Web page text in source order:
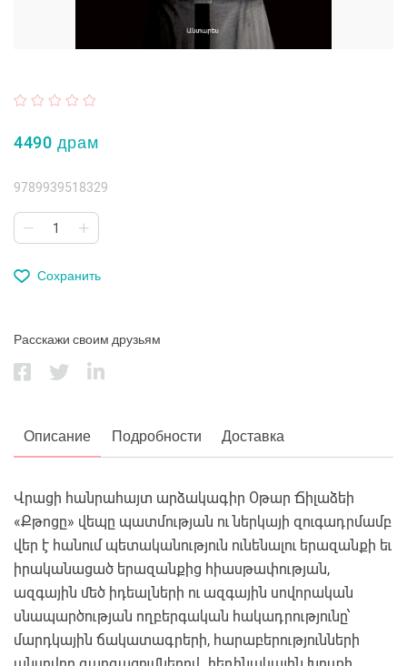
4490 драм
9789939518329
Сохранить
Расскажи своим друзьям
Описание Подробности Доставка
Վրացի հանրահայտ արձակագիր Օթար Ճիլաձեի
«Քթոցը» վեպը պատմության ու ներկայի զուգադրմամբ
վեր է հանում պետականություն ունենալու երազանքի եւ
իրականացած երազանքից հիասթափության,
ազգային մեծ իդեալների ու ազգային սովորական
սնապարծության ողբերգական հակադրությունը՝
մարդկային ճակատագրերի, հարաբերությունների